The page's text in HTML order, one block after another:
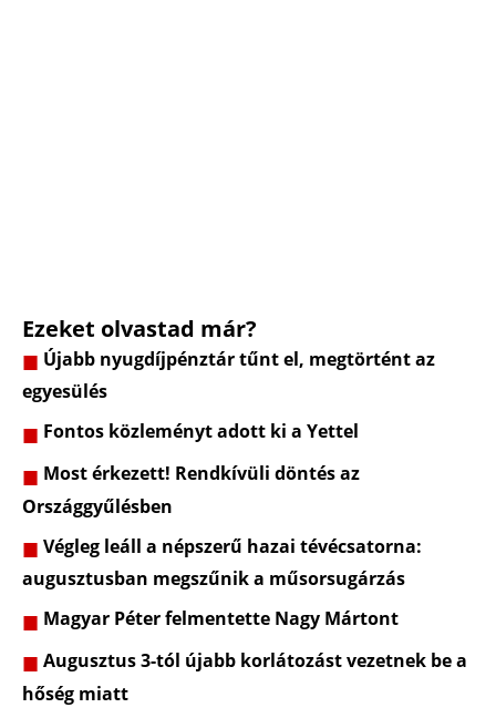
Ezeket olvastad már?
Újabb nyugdíjpénztár tűnt el, megtörtént az
egyesülés
Fontos közleményt adott ki a Yettel
Most érkezett! Rendkívüli döntés az
Országgyűlésben
Végleg leáll a népszerű hazai tévécsatorna:
augusztusban megszűnik a műsorsugárzás
Magyar Péter felmentette Nagy Mártont
Augusztus 3-tól újabb korlátozást vezetnek be a
hőség miatt